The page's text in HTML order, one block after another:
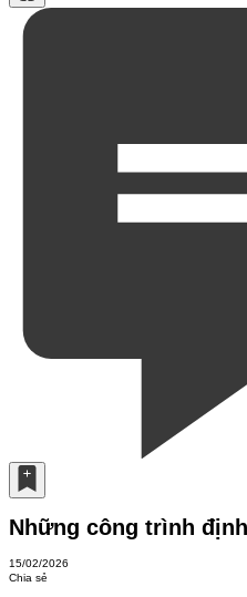
Những công trình
15/02/2026
Chia sẻ